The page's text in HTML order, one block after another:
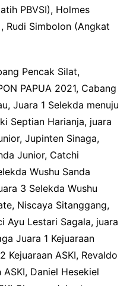
PBVSI), Holmes
Rudi Simbolon (Angkat
Pencak Silat,
PAPUA 2021, Cabang
Juara 1 Selekda menuju
Septian Harianja, juara
Jupinten Sinaga,
Junior, Catchi
Wushu Sanda
3 Selekda Wushu
Niscaya Sitanggang,
Ayu Lestari Sagala, juara
Juara 1 Kejuaraan
Kejuaraan ASKI, Revaldo
Daniel Hesekiel